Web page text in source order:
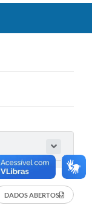
DADOS ABERTOS